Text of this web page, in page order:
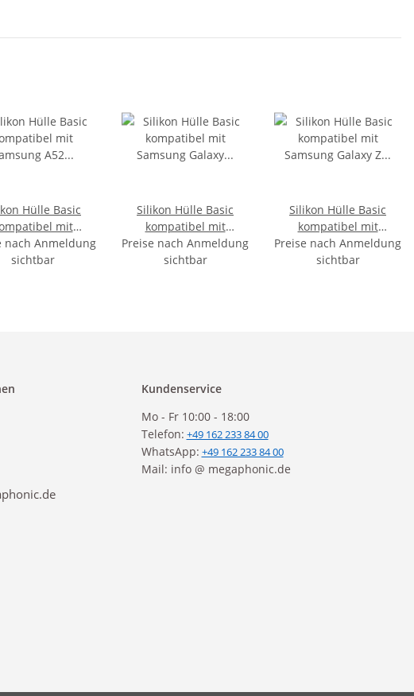
Hülle Basic
mit
A52
Transparent
nach Anmeldung
sichtbar
Silikon Hülle Basic
kompatibel mit
Samsung Galaxy S21+
Transparent
Preise nach Anmeldung
sichtbar
Silikon Hülle Basic
kompatibel mit
Samsung Galaxy Z Flip
4 Schwarz
Preise nach Anmeldung
sichtbar
Kundenservice
Mo - Fr 10:00 - 18:00
Telefon: +49 162 233 84 00
WhatsApp: +49 162 233 84 00
Mail: info @ megaphonic.de